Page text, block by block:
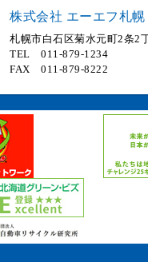
株式会社 エーエフ札幌
札幌市白石区菊水元町2条2
TEL 011-879-1234
FAX 011-879-8222